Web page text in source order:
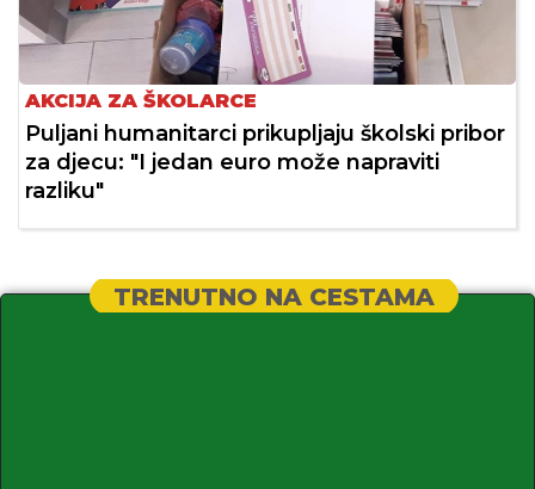
AKCIJA ZA ŠKOLARCE
Puljani humanitarci prikupljaju školski pribor
za djecu: "I jedan euro može napraviti
razliku"
TRENUTNO NA CESTAMA